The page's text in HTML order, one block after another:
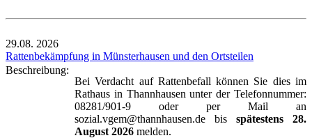
29.08. 2026
Rattenbekämpfung in Münsterhausen und den Ortsteilen
Beschreibung:
Bei Verdacht auf Rattenbefall können Sie dies im
Rathaus in Thannhausen unter der Telefonnummer:
08281/901-9 oder per Mail an
sozial.vgem@thannhausen.de bis spätestens 28.
August 2026 melden.